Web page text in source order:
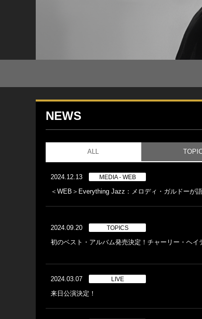
NEWS
ALL
2024.12.13 MEDIA - WEB
＜WEB＞Everything Jazz：メロディ・ガルドーが
2024.09.20 TOPICS
初のベスト・アルバム発売決定！チャーリー・ヘイ
2024.03.07 LIVE
来日公演決定！